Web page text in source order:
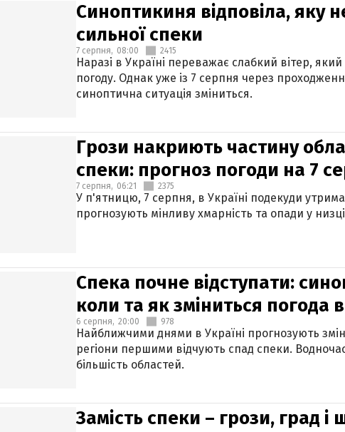
Синоптикиня відповіла, яку
сильної спеки
7 серпня, 08:00 2415
Наразі в Україні переважає слабкий вітер,
погоду. Однак уже із 7 серпня через
синоптична ситуація зміниться.
Грози накриють частину
спеки: прогноз погоди на 7
7 серпня, 06:21 2375
У п'ятницю, 7 серпня, в Україні подекуди
прогнозують мінливу хмарність та опади у низці
Спека почне відступати:
коли та як зміниться погода в
6 серпня, 20:00 978
Найближчими днями в Україні прогнозують
регіони першими відчують спад спеки.
більшість областей.
Замість спеки – грози, град і